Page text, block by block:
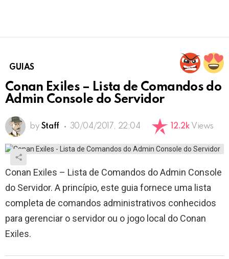
GUIAS
Conan Exiles – Lista de Comandos do
Admin Console do Servidor
by Staff 30/04/2017, 22:04 12.2k Views
Conan Exiles – Lista de Comandos do Admin Console
do Servidor. A princípio, este guia fornece uma lista
completa de comandos administrativos conhecidos
para gerenciar o servidor ou o jogo local do Conan
Exiles.